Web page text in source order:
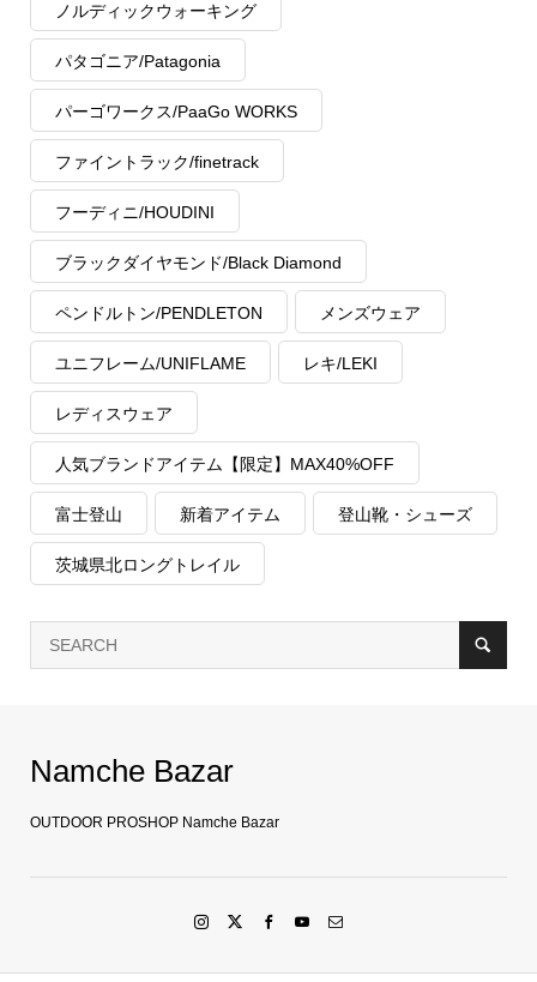
ノルディックウォーキング
パタゴニア/Patagonia
パーゴワークス/PaaGo WORKS
ファイントラック/finetrack
フーディニ/HOUDINI
ブラックダイヤモンド/Black Diamond
ペンドルトン/PENDLETON メンズウェア
ユニフレーム/UNIFLAME レキ/LEKI
レディスウェア
人気ブランドアイテム【限定】MAX40%OFF
富士登山 新着アイテム 登山靴・シューズ
茨城県北ロングトレイル
Namche Bazar
OUTDOOR PROSHOP Namche Bazar